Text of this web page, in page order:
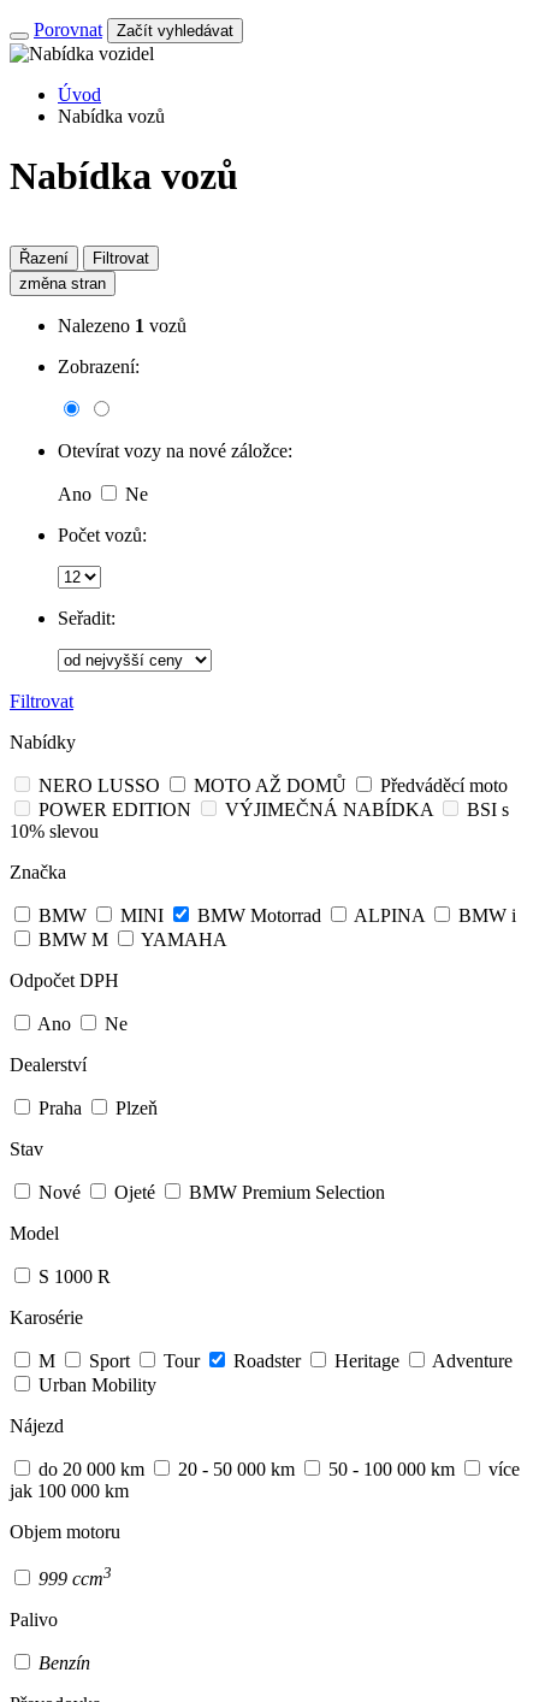
Porovnat Začít vyhledávat
Úvod
Nabídka vozů
Nabídka vozů
Řazení
Filtrovat
změna stran
Nalezeno 1 vozů
Zobrazení:
Otevírat vozy na nové záložce:
Ano
Ne
Počet vozů:
Seřadit:
Filtrovat
Nabídky
NERO LUSSO MOTO AŽ DOMŮ
Předváděcí moto
POWER EDITION
VÝJIMEČNÁ NABÍDKA
BSI s
10% slevou
Značka
BMW MINI BMW Motorrad ALPINA
BMW i
BMW M
YAMAHA
Odpočet DPH
Ano
Ne
Dealerství
Praha
Plzeň
Stav
Nové Ojeté
BMW Premium Selection
Model
S 1000 R
Karosérie
M Sport Tour Roadster Heritage
Adventure
Urban Mobility
Nájezd
do 20 000 km 20 - 50 000 km 50 - 100 000 km
více
jak 100 000 km
Objem motoru
999 ccm3
Palivo
Benzín